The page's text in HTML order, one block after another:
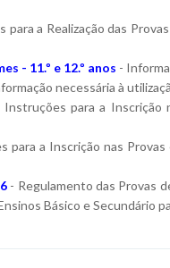
para a Realização das
- 11.º e 12.º anos -
necessária à
para a Inscrição
para a Inscrição nas Provas
- Regulamento das Provas
Básico e Secundário